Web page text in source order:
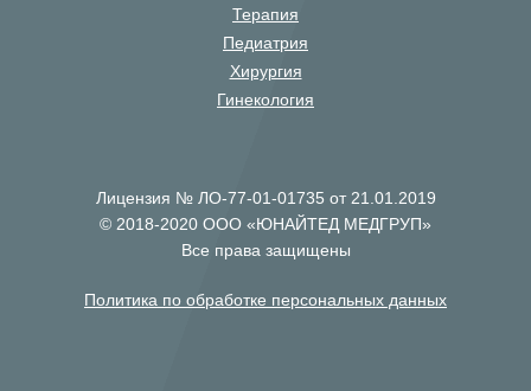
Терапия
Педиатрия
Хирургия
Гинекология
Лицензия № ЛО-77-01-01735 от 21.01.2019
© 2018-2020 ООО «ЮНАЙТЕД МЕДГРУП»
Все права защищены
Политика по обработке персональных данных